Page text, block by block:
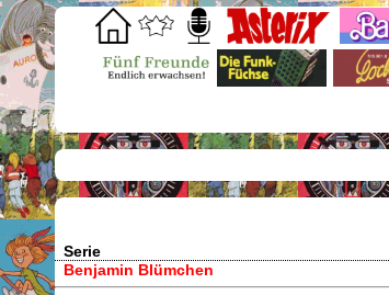
Serie
Benjamin Blümchen